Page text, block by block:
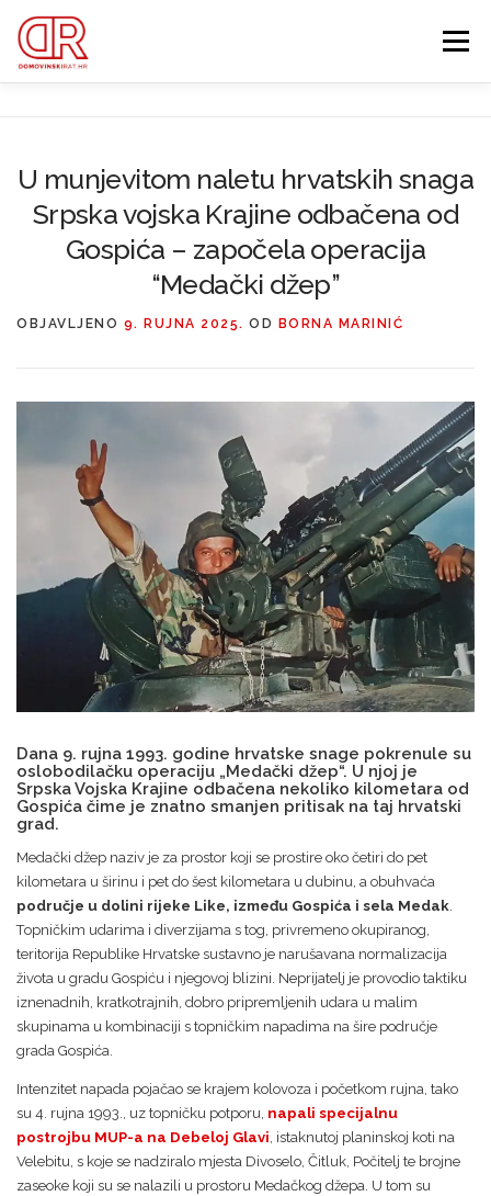
sadržaj
Izbornik
IZDVOJENE KATEGORIJE O MENI MEMBERSHIP
U munjevitom naletu hrvatskih snaga
Srpska vojska Krajine odbačena od
Gospića – započela operacija
“Medački džep”
OBJAVLJENO 9. RUJNA 2025. OD BORNA MARINIĆ
Dana 9. rujna 1993. godine hrvatske snage pokrenule su
oslobodilačku operaciju „Medački džep“. U njoj je
Srpska Vojska Krajine odbačena nekoliko kilometara od
Gospića čime je znatno smanjen pritisak na taj hrvatski
grad.
Medački džep naziv je za prostor koji se prostire oko četiri do pet
kilometara u širinu i pet do šest kilometara u dubinu, a obuhvaća
područje u dolini rijeke Like, između Gospića i sela Medak.
Topničkim udarima i diverzijama s tog, privremeno okupiranog,
teritorija Republike Hrvatske sustavno je narušavana normalizacija
života u gradu Gospiću i njegovoj blizini. Neprijatelj je provodio taktiku
iznenadnih, kratkotrajnih, dobro pripremljenih udara u malim
skupinama u kombinaciji s topničkim napadima na šire područje
grada Gospića.
Intenzitet napada pojačao se krajem kolovoza i početkom rujna, tako
su 4. rujna 1993., uz topničku potporu, napali specijalnu
postrojbu MUP-a na Debeloj Glavi, istaknutoj planinskoj koti na
Velebitu, s koje se nadziralo mjesta Divoselo, Čitluk, Počitelj te brojne
zaseoke koji su se nalazili u prostoru Medačkog džepa. U tom su